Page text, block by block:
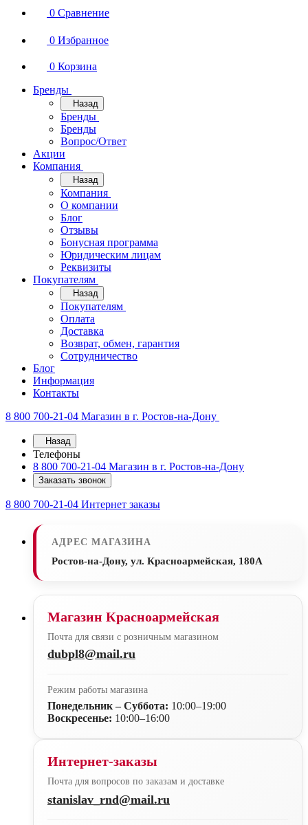
0 Сравнение
0 Избранное
0 Корзина
Бренды
Назад
Бренды
Бренды
Вопрос/Ответ
Акции
Компания
Назад
Компания
О компании
Блог
Отзывы
Бонусная программа
Юридическим лицам
Реквизиты
Покупателям
Назад
Покупателям
Оплата
Доставка
Возврат, обмен, гарантия
Сотрудничество
Блог
Информация
Контакты
8 800 700-21-04 Магазин в г. Ростов-на-Дону
Назад
Телефоны
8 800 700-21-04 Магазин в г. Ростов-на-Дону
Заказать звонок
8 800 700-21-04 Интернет заказы
АДРЕС МАГАЗИНА
Ростов-на-Дону, ул. Красноармейская, 180А
Магазин Красноармейская
Почта для связи с розничным магазином
dubpl8@mail.ru
Режим работы магазина
Понедельник – Суббота: 10:00–19:00
Воскресенье: 10:00–16:00
Интернет-заказы
Почта для вопросов по заказам и доставке
stanislav_rnd@mail.ru